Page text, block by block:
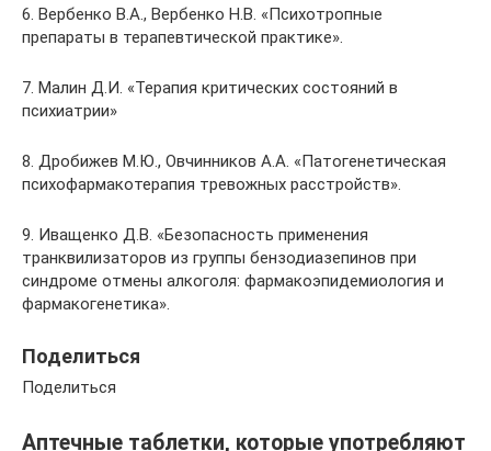
6. Вербенко В.А., Вербенко Н.В. «Психотропные
препараты в терапевтической практике».
7. Малин Д.И. «Терапия критических состояний в
психиатрии»
8. Дробижев М.Ю., Овчинников А.А. «Патогенетическая
психофармакотерапия тревожных расстройств».
9. Иващенко Д.В. «Безопасность применения
транквилизаторов из группы бензодиазепинов при
синдроме отмены алкоголя: фармакоэпидемиология и
фармакогенетика».
Поделиться
Поделиться
Аптечные таблетки, которые употребляют